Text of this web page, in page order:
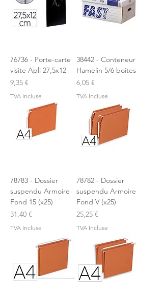
76736 - Porte-carte
visite Apli 27,5x12
Prix
9,35 €
TVA Incluse
38442 - Conteneur
Hamelin 5/6 boites
Prix
6,05 €
TVA Incluse
78783 - Dossier
suspendu Armoire
Fond 15 (x25)
Prix
31,40 €
TVA Incluse
78782 - Dossier
suspendu Armoire
Fond V (x25)
Prix
25,25 €
TVA Incluse